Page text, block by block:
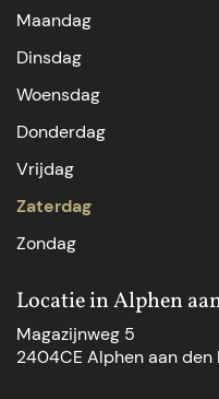
Maandag
Dinsdag
Woensdag
Donderdag
Vrijdag
Zaterdag
Zondag
Locatie in Alphen
Magazijnweg 5
2404CE Alphen aan den